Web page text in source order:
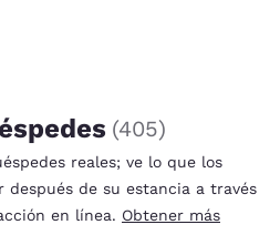
(405)
reales; ve lo que los
de su estancia a través
en línea. Obtener más